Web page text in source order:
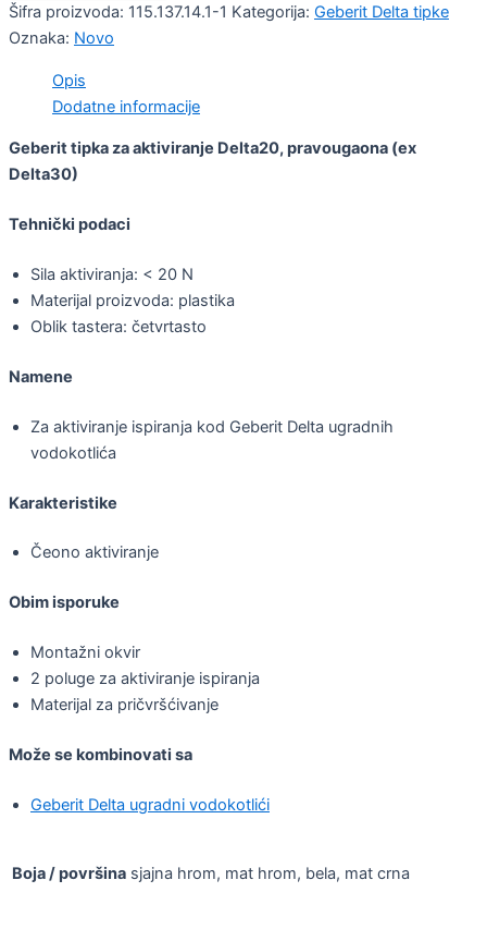
Šifra proizvoda: 115.137.14.1-1 Kategorija: Geberit Delta tipke
Oznaka: Novo
Opis
Dodatne informacije
Geberit tipka za aktiviranje Delta20, pravougaona (ex
Delta30)
Tehnički podaci
Sila aktiviranja: < 20 N
Materijal proizvoda: plastika
Oblik tastera: četvrtasto
Namene
Za aktiviranje ispiranja kod Geberit Delta ugradnih
vodokotlića
Karakteristike
Čeono aktiviranje
Obim isporuke
Montažni okvir
2 poluge za aktiviranje ispiranja
Materijal za pričvršćivanje
Može se kombinovati sa
Geberit Delta ugradni vodokotlići
Boja / površina sjajna hrom, mat hrom, bela, mat crna